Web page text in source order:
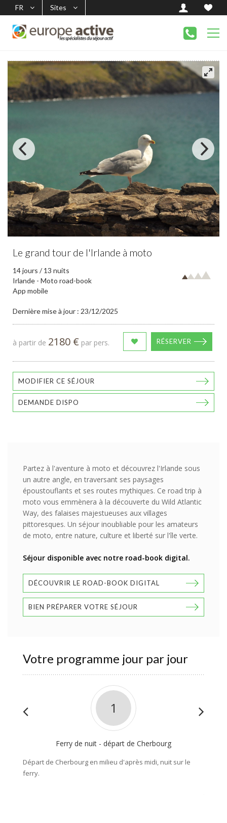
FR Sites
Le grand tour de l'Irlande à moto
14 jours / 13 nuits
Irlande - Moto road-book
App mobile
Dernière mise à jour : 23/12/2025
à partir de 2180 € par pers. RÉSERVER
MODIFIER CE SÉJOUR
DEMANDE DISPO
Partez à l'aventure à moto et découvrez l'Irlande sous
un autre angle, en traversant ses paysages
époustouflants et ses routes mythiques. Ce road trip à
moto vous emmènera à la découverte du Wild Atlantic
Way, des falaises majestueuses aux villages
pittoresques. Un séjour inoubliable pour les amateurs
de moto, entre nature, culture et liberté sur l'île verte.
Séjour disponible avec notre road-book digital.
DÉCOUVRIR LE ROAD-BOOK DIGITAL
BIEN PRÉPARER VOTRE SÉJOUR
Votre programme jour par jour
1
Ferry de nuit - départ de Cherbourg
Départ de Cherbourg en milieu d'après midi, nuit sur le
ferry.